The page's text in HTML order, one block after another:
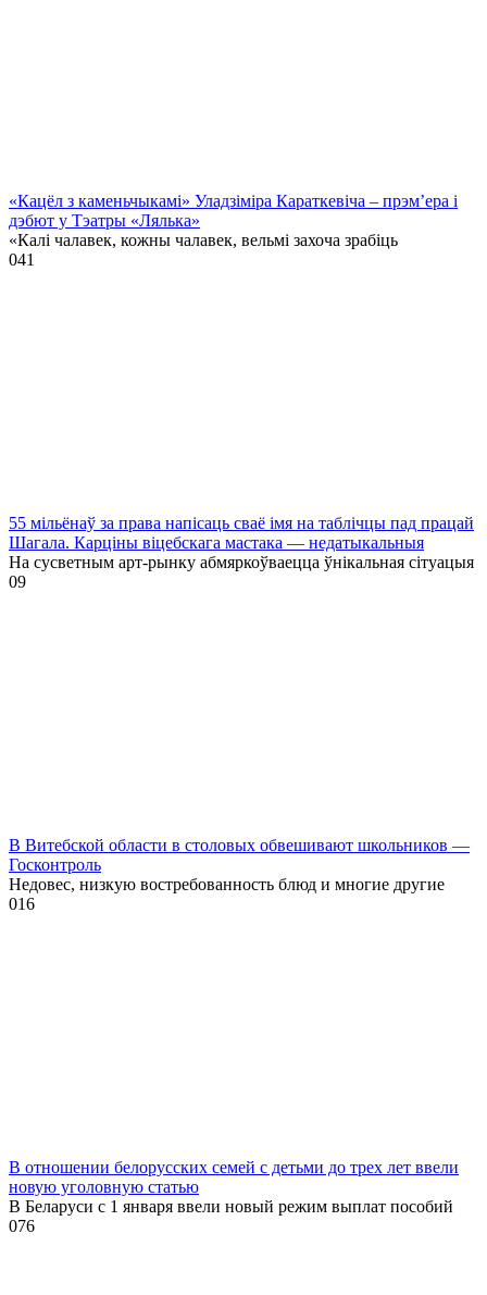
«Кацёл з каменьчыкамі» Уладзіміра Караткевіча – прэм’ера і
дэбют у Тэатры «Лялька»
«Калі чалавек, кожны чалавек, вельмі захоча зрабіць
041
55 мільёнаў за права напісаць сваё імя на таблічцы пад працай
Шагала. Карціны віцебскага мастака — недатыкальныя
На сусветным арт-рынку абмяркоўваецца ўнікальная сітуацыя
09
В Витебской области в столовых обвешивают школьников —
Госконтроль
Недовес, низкую востребованность блюд и многие другие
016
В отношении белорусских семей с детьми до трех лет ввели
новую уголовную статью
В Беларуси с 1 января ввели новый режим выплат пособий
076